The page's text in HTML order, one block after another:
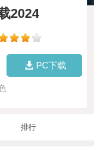
2024
PC下载
排行